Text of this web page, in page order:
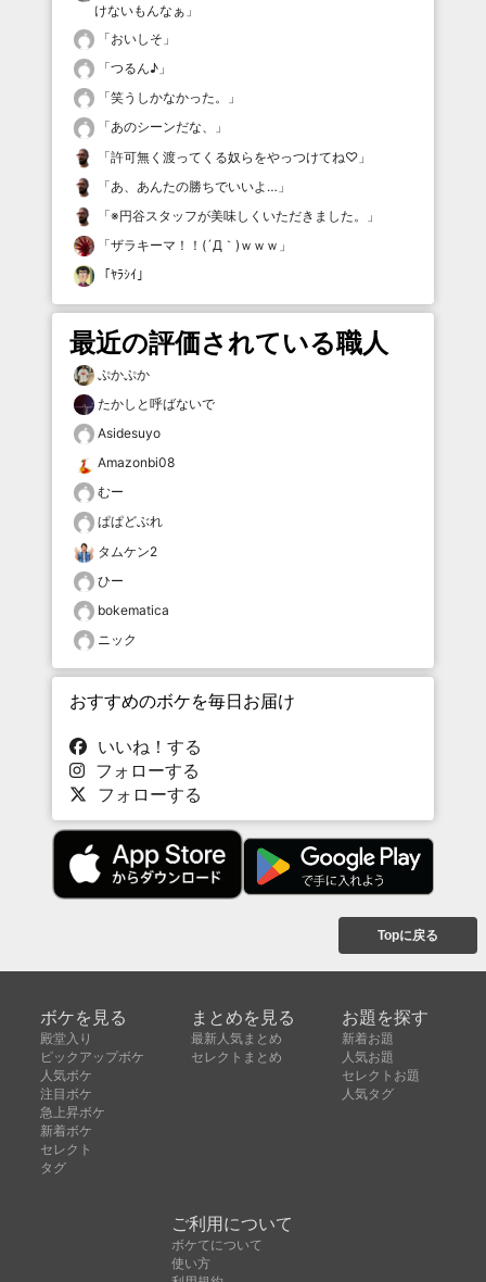
けないもんなぁ 」
「おいしそ 」
「つるん♪ 」
「笑うしかなかった。
」
「あのシーンだな、
」
「許可無く渡ってくる奴らをやっつけてね♡ 」
「あ、あんたの勝ちでいいよ… 」
「※円谷スタッフが美味しくいただきました。
」
「ザラキーマ！！(´Д｀)ｗｗｗ 」
「ﾔﾗｼｲ 」
最近の評価されている職人
ぷかぷか
たかしと呼ばないで
Asidesuyo
Amazonbi08
むー
ぱぱどぶれ
タムケン2
ひー
bokematica
ニック
おすすめのボケを毎日お届け
いいね！する
フォローする
フォローする
Topに戻る
ボケを見る
殿堂入り
ピックアップボケ
人気ボケ
注目ボケ
急上昇ボケ
新着ボケ
セレクト
タグ
まとめを見る
最新人気まとめ
セレクトまとめ
お題を探す
新着お題
人気お題
セレクトお題
人気タグ
ご利用について
ボケてについて
使い方